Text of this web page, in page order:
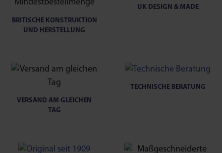
BRITISCHE KONSTRUKTION
UND HERSTELLUNG
UK DESIGN & MADE
VERSAND AM GLEICHEN
TAG
TECHNISCHE BERATUNG